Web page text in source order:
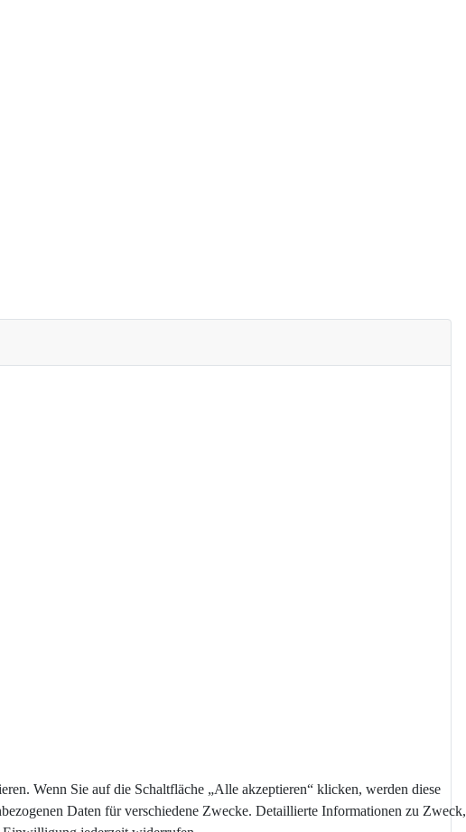
Wenn Sie auf die Schaltfläche „Alle akzeptieren“ klicken, werden diese
Daten für verschiedene Zwecke. Detaillierte Informationen zu Zweck,